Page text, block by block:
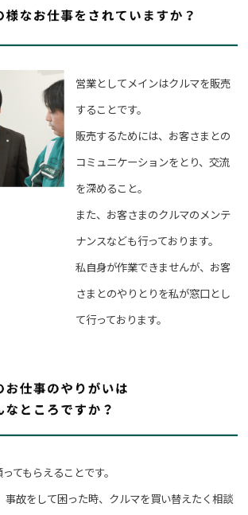
営業としてメインはクルマを販売
することです。
販売するためには、お客さまとの
コミュニケーションをとり、交流
を深めること。
また、お客さまのクルマのメンテ
ナンスなども行っております。
私自身が作業できませんが、お客
さまとのやりとりを私が窓口とし
て行っております。
てもらえることです。
事故をして困った時、クルマを買い替えたく相談